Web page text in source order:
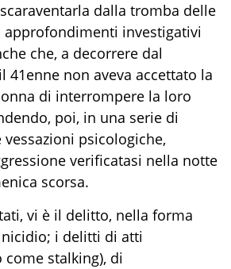
dalla tromba delle
approfondimenti investigativi
che, a decorrere dal
41enne non aveva accettato la
di interrompere la loro
poi, in una serie di
psicologiche,
verificatasi nella notte
scorsa.
vi è il delitto, nella forma
i delitti di atti
stalking), di